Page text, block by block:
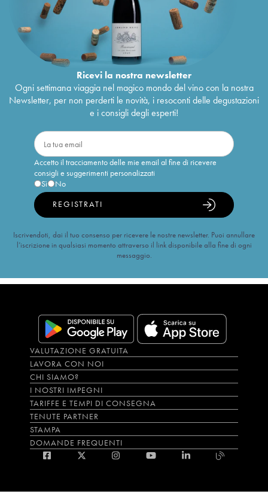
Ricevi la nostra newsletter
Ogni settimana viaggia nel magico mondo del vino con la nostra
Newsletter, per non perderti le novità, i resoconti delle degustazioni
e i consigli degli esperti!
Accetto il tracciamento delle mie email al fine di ricevere
consigli e suggerimenti personalizzati
Sì
No
REGISTRATI
Iscrivendoti, dai il tuo consenso per ricevere le nostre newsletter. Puoi annullare
l’iscrizione in qualsiasi momento attraverso il link disponibile alla fine di ogni
messaggio.
VALUTAZIONE GRATUITA
LAVORA CON NOI
CHI SIAMO?
I NOSTRI IMPEGNI
TARIFFE E TEMPI DI CONSEGNA
TENUTE PARTNER
STAMPA
DOMANDE FREQUENTI